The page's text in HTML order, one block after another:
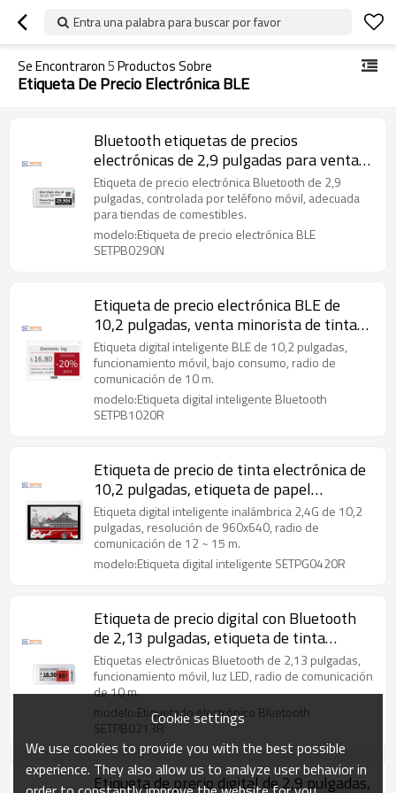
Entra una palabra para buscar por favor
Se Encontraron5Productos Sobre
Etiqueta De Precio Electrónica BLE
Bluetooth etiquetas de precios
electrónicas de 2,9 pulgadas para venta
minorista
Etiqueta de precio electrónica Bluetooth de 2,9
pulgadas, controlada por teléfono móvil, adecuada
para tiendas de comestibles.
modelo:Etiqueta de precio electrónica BLE
SETPB0290N
Etiqueta de precio electrónica BLE de
10,2 pulgadas, venta minorista de tinta
electrónica
Etiqueta digital inteligente BLE de 10,2 pulgadas,
funcionamiento móvil, bajo consumo, radio de
comunicación de 10 m.
modelo:Etiqueta digital inteligente Bluetooth
SETPB1020R
Etiqueta de precio de tinta electrónica de
10,2 pulgadas, etiqueta de papel
electrónico inalámbrica
Etiqueta digital inteligente inalámbrica 2,4G de 10,2
pulgadas, resolución de 960x640, radio de
comunicación de 12 ~ 15 m.
modelo:Etiqueta digital inteligente SETPG0420R
Etiqueta de precio digital con Bluetooth
de 2,13 pulgadas, etiqueta de tinta
electrónica tricolor
Etiquetas electrónicas Bluetooth de 2,13 pulgadas,
funcionamiento móvil, luz LED, radio de comunicación
de 10 m.
modelo:Etiquetado electrónico Bluetooth
SETPB0213R
Etiqueta de precio digital de 2,9 pulgadas,
Cookie settings
We use cookies to provide you with the best possible
experience. They also allow us to analyze user behavior in